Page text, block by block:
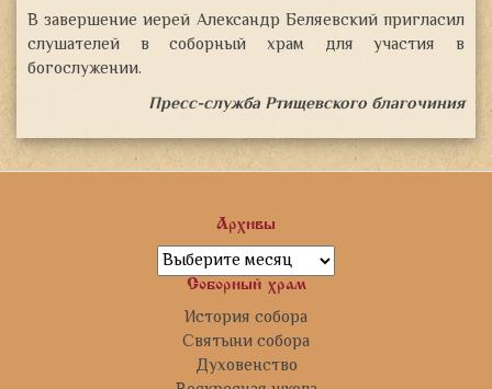
В завершение иерей Александр Беляевский пригласил
слушателей в соборный храм для участия в
богослужении.
Пресс-служба Ртищевского благочиния
Архивы
Архивы
Соборный храм
История собора
Святыни собора
Духовенство